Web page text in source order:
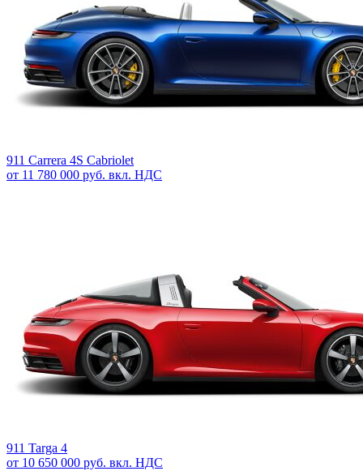
911 Carrera 4S Cabriolet
от 11 780 000 руб. вкл. НДС
911 Targa 4
от 10 650 000 руб. вкл. НДС